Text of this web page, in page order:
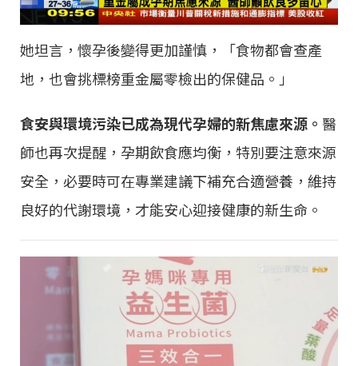
她坦言，懷孕後變得更加謹慎，「食物都會查產
地，也會挑標榜重金屬零檢出的保健品。」
食安與環境污染已成為現代孕婦的新焦慮來源。 醫
師也再次提醒，孕期飲食應均衡，特別要注意來源
安全，必要時可在專業建議下補充合適營養，維持
良好的代謝環境，才能安心迎接健康的新生命。